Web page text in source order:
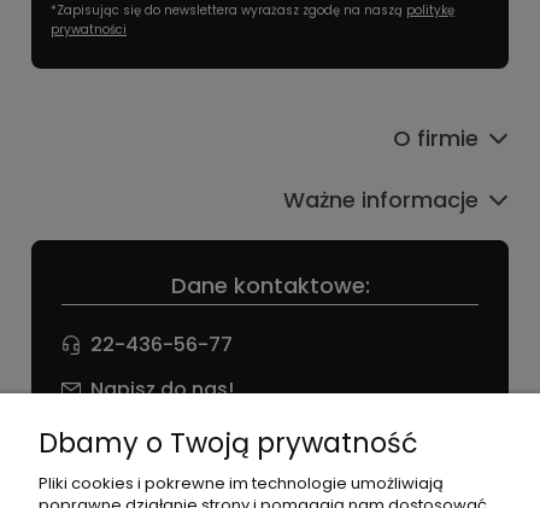
*Zapisując się do newslettera wyrażasz zgodę na naszą politykę
prywatności
Dane kontaktowe:
22-436-56-77
Napisz do nas!
NIP: 826 186 42 29
O firmie
Ważne informacje
Dbamy o Twoją prywatność
Pliki cookies i pokrewne im technologie umożliwiają